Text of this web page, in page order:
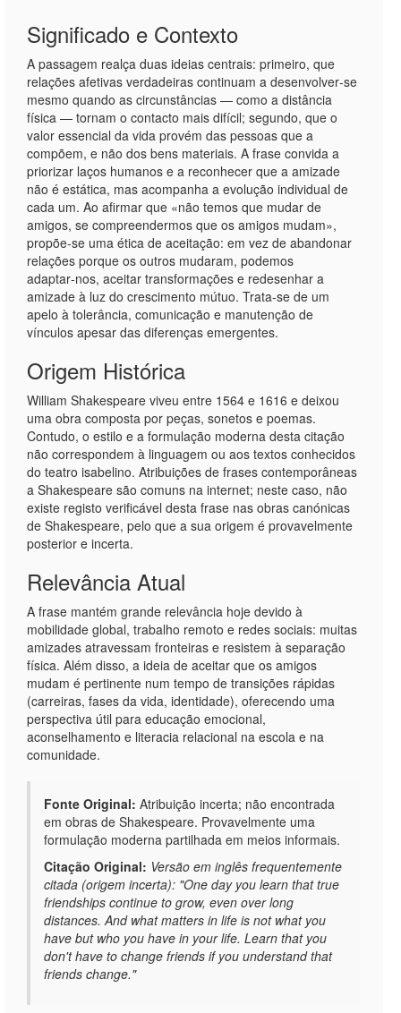
Significado e Contexto
A passagem realça duas ideias centrais: primeiro, que
relações afetivas verdadeiras continuam a desenvolver‑se
mesmo quando as circunstâncias — como a distância
física — tornam o contacto mais difícil; segundo, que o
valor essencial da vida provém das pessoas que a
compõem, e não dos bens materiais. A frase convida a
priorizar laços humanos e a reconhecer que a amizade
não é estática, mas acompanha a evolução individual de
cada um. Ao afirmar que «não temos que mudar de
amigos, se compreendermos que os amigos mudam»,
propõe‑se uma ética de aceitação: em vez de abandonar
relações porque os outros mudaram, podemos
adaptar‑nos, aceitar transformações e redesenhar a
amizade à luz do crescimento mútuo. Trata‑se de um
apelo à tolerância, comunicação e manutenção de
vínculos apesar das diferenças emergentes.
Origem Histórica
William Shakespeare viveu entre 1564 e 1616 e deixou
uma obra composta por peças, sonetos e poemas.
Contudo, o estilo e a formulação moderna desta citação
não correspondem à linguagem ou aos textos conhecidos
do teatro isabelino. Atribuições de frases contemporâneas
a Shakespeare são comuns na internet; neste caso, não
existe registo verificável desta frase nas obras canónicas
de Shakespeare, pelo que a sua origem é provavelmente
posterior e incerta.
Relevância Atual
A frase mantém grande relevância hoje devido à
mobilidade global, trabalho remoto e redes sociais: muitas
amizades atravessam fronteiras e resistem à separação
física. Além disso, a ideia de aceitar que os amigos
mudam é pertinente num tempo de transições rápidas
(carreiras, fases da vida, identidade), oferecendo uma
perspectiva útil para educação emocional,
aconselhamento e literacia relacional na escola e na
comunidade.
Fonte Original: Atribuição incerta; não encontrada
em obras de Shakespeare. Provavelmente uma
formulação moderna partilhada em meios informais.
Citação Original: Versão em inglês frequentemente
citada (origem incerta): "One day you learn that true
friendships continue to grow, even over long
distances. And what matters in life is not what you
have but who you have in your life. Learn that you
don't have to change friends if you understand that
friends change."